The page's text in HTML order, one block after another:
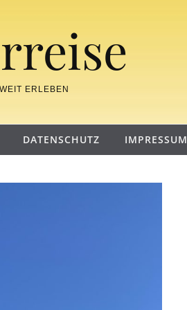
ERLEBEN
DATENSCHUTZ IMPRESSUM